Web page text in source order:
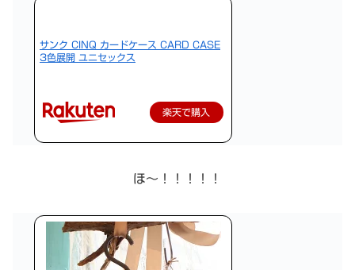
サンク CINQ カードケース CARD CASE
3色展開 ユニセックス
楽天で購入
ほ〜！！！！！